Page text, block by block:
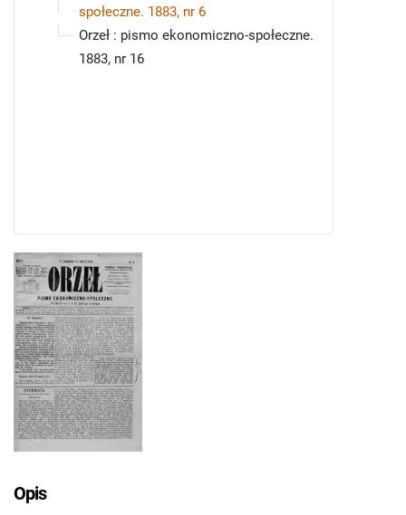
społeczne. 1883, nr 6
Orzeł : pismo ekonomiczno-społeczne.
1883, nr 16
Opis